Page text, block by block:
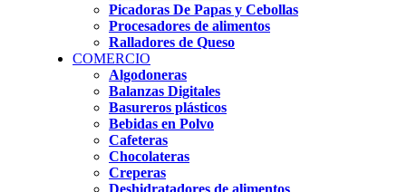
Picadoras De Papas y Cebollas
Procesadores de alimentos
Ralladores de Queso
COMERCIO
Algodoneras
Balanzas Digitales
Basureros plásticos
Bebidas en Polvo
Cafeteras
Chocolateras
Creperas
Deshidratadores de alimentos